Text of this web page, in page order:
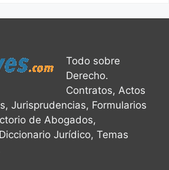
Todo sobre
Derecho.
Contratos, Actos
Jurisprudencias, Formularios
de Abogados,
Jurídico, Temas